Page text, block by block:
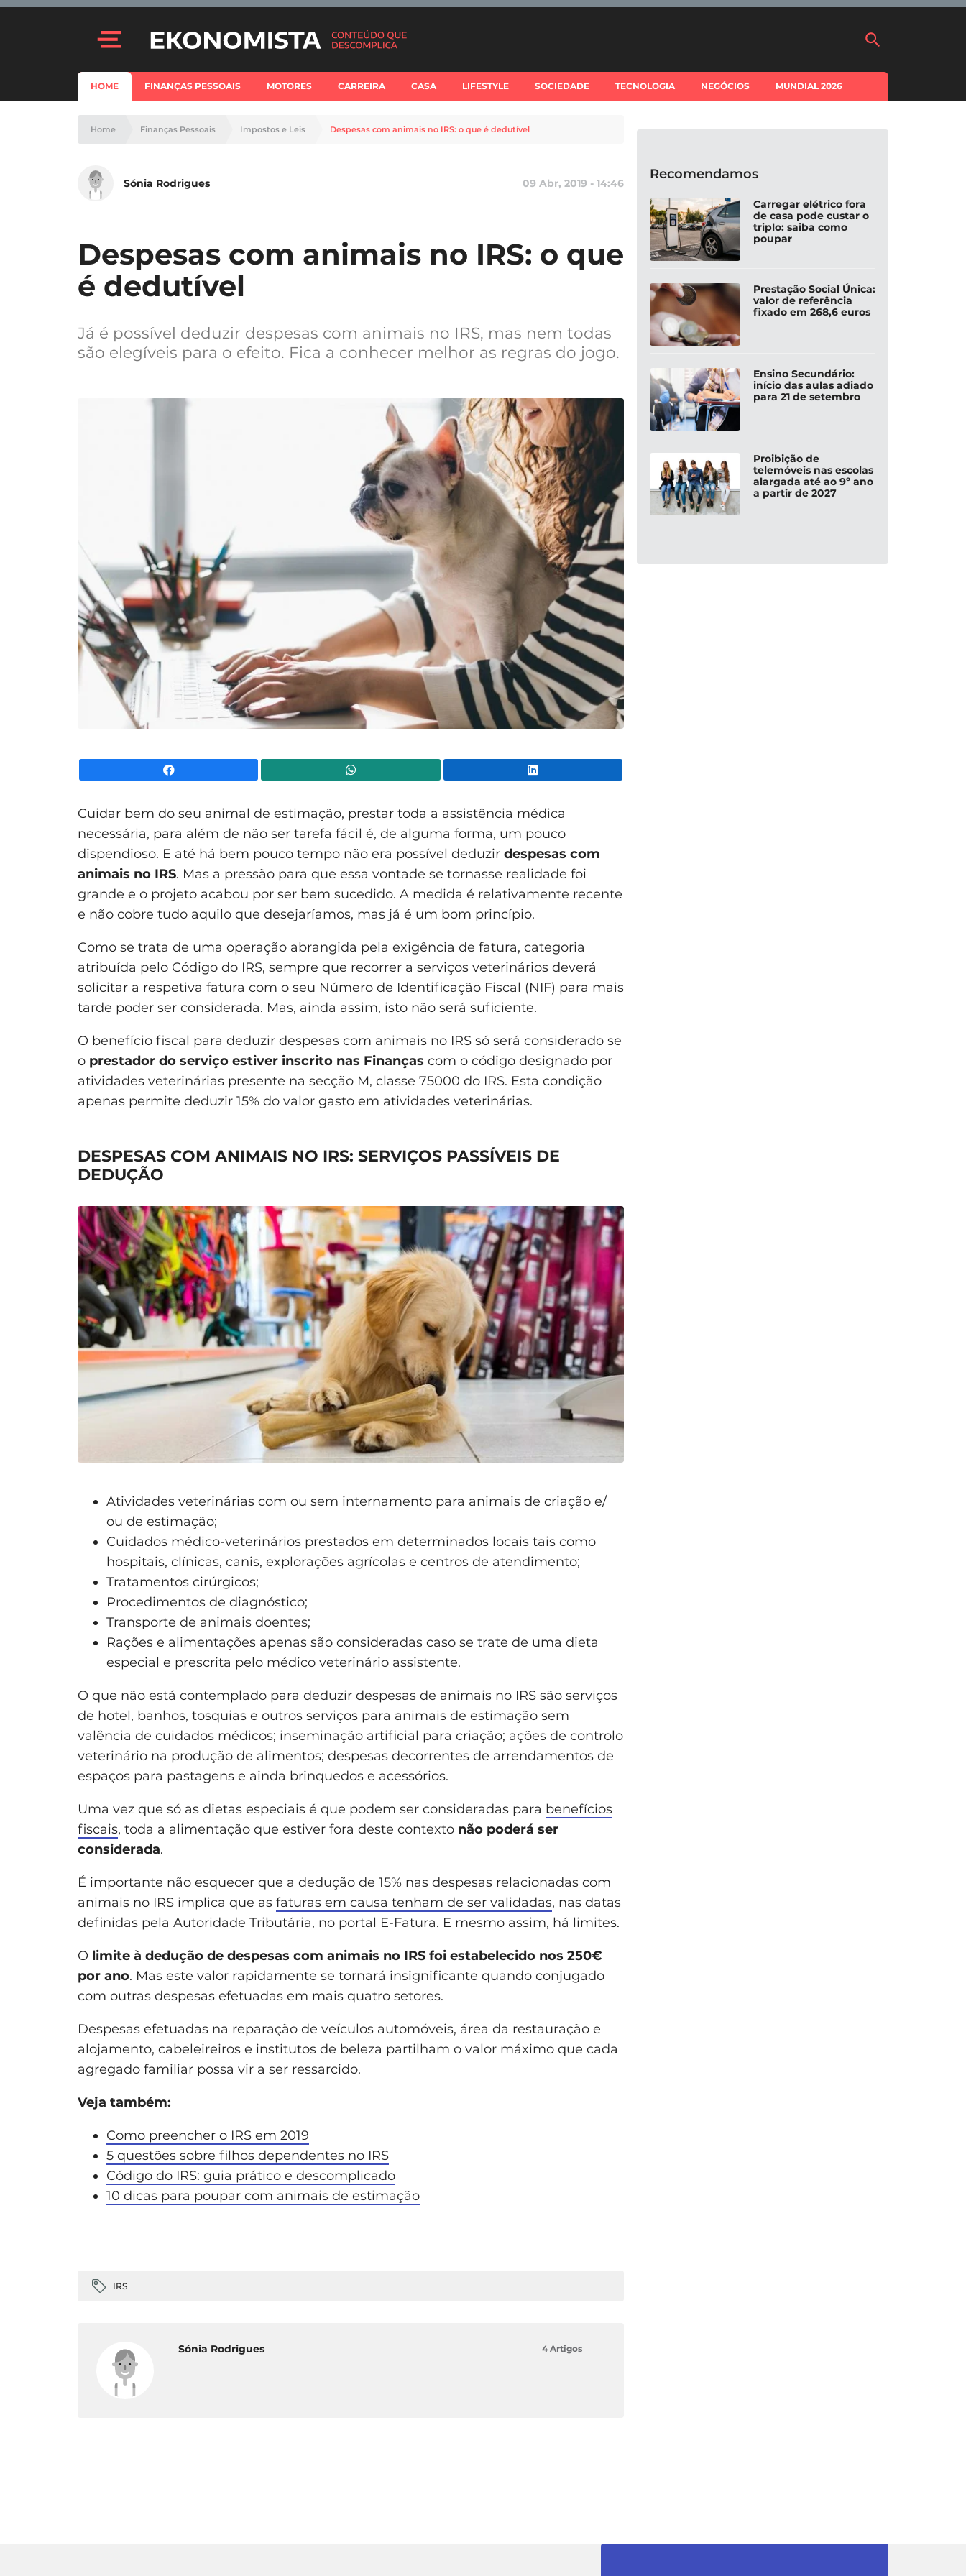
HOME FINANÇAS PESSOAIS MOTORES CARREIRA CASA LIFESTYLE SOCIEDADE TECNOLOGIA NEGÓCIOS MUNDIAL 2026
Home Finanças Pessoais Impostos e Leis Despesas com animais no IRS: o que é dedutível
Sónia Rodrigues 09 Abr, 2019 - 14:46
Despesas com animais no IRS: o que
é dedutível
Já é possível deduzir despesas com animais no IRS, mas nem todas
são elegíveis para o efeito. Fica a conhecer melhor as regras do jogo.
Cuidar bem do seu animal de estimação, prestar toda a assistência médica
necessária, para além de não ser tarefa fácil é, de alguma forma, um pouco
dispendioso. E até há bem pouco tempo não era possível deduzir despesas com
animais no IRS. Mas a pressão para que essa vontade se tornasse realidade foi
grande e o projeto acabou por ser bem sucedido. A medida é relativamente recente
e não cobre tudo aquilo que desejaríamos, mas já é um bom princípio.
Como se trata de uma operação abrangida pela exigência de fatura, categoria
atribuída pelo Código do IRS, sempre que recorrer a serviços veterinários deverá
solicitar a respetiva fatura com o seu Número de Identificação Fiscal (NIF) para mais
tarde poder ser considerada. Mas, ainda assim, isto não será suficiente.
O benefício fiscal para deduzir despesas com animais no IRS só será considerado se
o prestador do serviço estiver inscrito nas Finanças com o código designado por
atividades veterinárias presente na secção M, classe 75000 do IRS. Esta condição
apenas permite deduzir 15% do valor gasto em atividades veterinárias.
DESPESAS COM ANIMAIS NO IRS: SERVIÇOS PASSÍVEIS DE
DEDUÇÃO
Atividades veterinárias com ou sem internamento para animais de criação e/
ou de estimação;
Cuidados médico-veterinários prestados em determinados locais tais como
hospitais, clínicas, canis, explorações agrícolas e centros de atendimento;
Tratamentos cirúrgicos;
Procedimentos de diagnóstico;
Transporte de animais doentes;
Rações e alimentações apenas são consideradas caso se trate de uma dieta
especial e prescrita pelo médico veterinário assistente.
O que não está contemplado para deduzir despesas de animais no IRS são serviços
de hotel, banhos, tosquias e outros serviços para animais de estimação sem
valência de cuidados médicos; inseminação artificial para criação; ações de controlo
veterinário na produção de alimentos; despesas decorrentes de arrendamentos de
espaços para pastagens e ainda brinquedos e acessórios.
Uma vez que só as dietas especiais é que podem ser consideradas para benefícios
fiscais, toda a alimentação que estiver fora deste contexto não poderá ser
considerada.
É importante não esquecer que a dedução de 15% nas despesas relacionadas com
animais no IRS implica que as faturas em causa tenham de ser validadas, nas datas
definidas pela Autoridade Tributária, no portal E-Fatura. E mesmo assim, há limites.
O limite à dedução de despesas com animais no IRS foi estabelecido nos 250€
por ano. Mas este valor rapidamente se tornará insignificante quando conjugado
com outras despesas efetuadas em mais quatro setores.
Despesas efetuadas na reparação de veículos automóveis, área da restauração e
alojamento, cabeleireiros e institutos de beleza partilham o valor máximo que cada
agregado familiar possa vir a ser ressarcido.
Veja também:
Como preencher o IRS em 2019
5 questões sobre filhos dependentes no IRS
Código do IRS: guia prático e descomplicado
10 dicas para poupar com animais de estimação
IRS
Sónia Rodrigues 4 Artigos
Recomendamos
Carregar elétrico fora
de casa pode custar o
triplo: saiba como
poupar
Prestação Social Única:
valor de referência
fixado em 268,6 euros
Ensino Secundário:
início das aulas adiado
para 21 de setembro
Proibição de
telemóveis nas escolas
alargada até ao 9º ano
a partir de 2027